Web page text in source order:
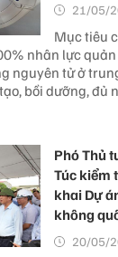
21/05/
Mục tiêu
nhân lực
nguyên tử ở
bồi dưỡng, đủ
Phó Thủ
Túc kiểm
khai Dự
không
20/05/